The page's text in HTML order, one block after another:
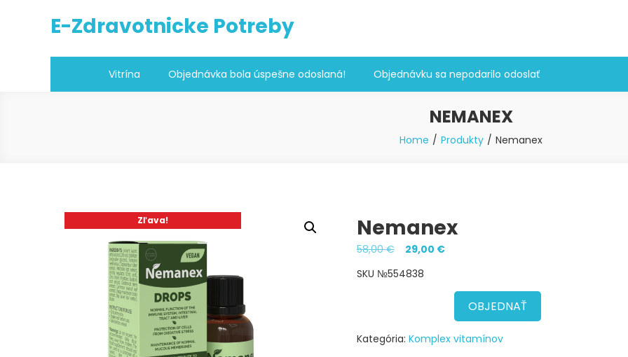
E-Zdravotnicke Potreby
Vitrína Objednávka bola úspešne odoslaná! Objednávku sa nepodarilo odoslať
NEMANEX
Home Produkty Nemanex
Zľava! Nemanex
58,00€
Pôvodná
cena
29,00 €Aktuálna
29,00 €.
SKU №554838
OBJEDNAŤ
Kategória: Komplex vitamínov